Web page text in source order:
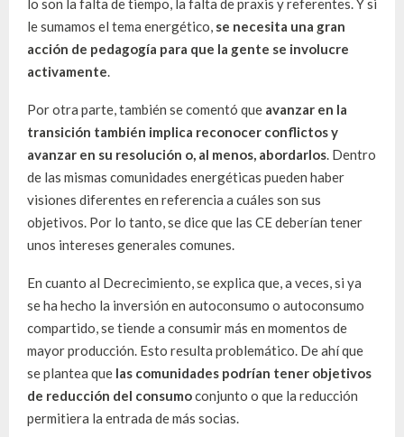
lo son la falta de tiempo, la falta de praxis y referentes. Y si
le sumamos el tema energético, se necesita una gran
acción de pedagogía para que la gente se involucre
activamente.
Por otra parte, también se comentó que avanzar en la
transición también implica reconocer conflictos y
avanzar en su resolución o, al menos, abordarlos. Dentro
de las mismas comunidades energéticas pueden haber
visiones diferentes en referencia a cuáles son sus
objetivos. Por lo tanto, se dice que las CE deberían tener
unos intereses generales comunes.
En cuanto al Decrecimiento, se explica que, a veces, si ya
se ha hecho la inversión en autoconsumo o autoconsumo
compartido, se tiende a consumir más en momentos de
mayor producción. Esto resulta problemático. De ahí que
se plantea que las comunidades podrían tener objetivos
de reducción del consumoconjunto o que la reducción
permitiera la entrada de más socias.